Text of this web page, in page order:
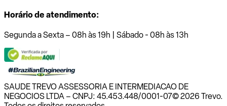
Horário de atendimento:
Segunda a Sexta – 08h às 19h | Sábado - 08h às 13h
SAUDE TREVO ASSESSORIA E INTERMEDIACAO DE
NEGOCIOS LTDA – CNPJ: 45.453.448/0001-07© 2026 Trevo.